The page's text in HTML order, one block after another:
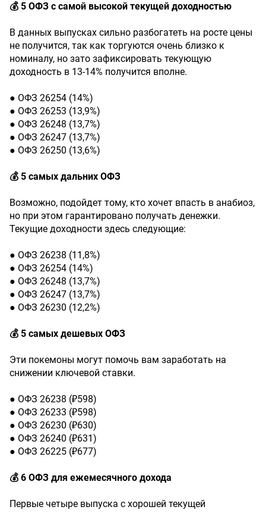
💰 5 ОФЗ с самой высокой текущей доходностью
В данных выпусках сильно разбогатеть на росте цены
не получится, так как торгуются очень близко к
номиналу, но зато зафиксировать текующую
доходность в 13-14% получится вполне.
● ОФЗ 26254 (14%)
● ОФЗ 26253 (13,9%)
● ОФЗ 26248 (13,7%)
● ОФЗ 26247 (13,7%)
● ОФЗ 26250 (13,6%)
💰 5 самых дальних ОФЗ
Возможно, подойдет тому, кто хочет впасть в анабиоз,
но при этом гарантировано получать денежки.
Текущие доходности здесь следующие:
● ОФЗ 26238 (11,8%)
● ОФЗ 26254 (14%)
● ОФЗ 26248 (13,7%)
● ОФЗ 26247 (13,7%)
● ОФЗ 26230 (12,2%)
💰 5 самых дешевых ОФЗ
Эти покемоны могут помочь вам заработать на
снижении ключевой ставки.
● ОФЗ 26238 (₽598)
● ОФЗ 26233 (₽598)
● ОФЗ 26230 (₽630)
● ОФЗ 26240 (₽631)
● ОФЗ 26225 (₽677)
💰 6 ОФЗ для ежемесячного дохода
Первые четыре выпуска с хорошей текущей